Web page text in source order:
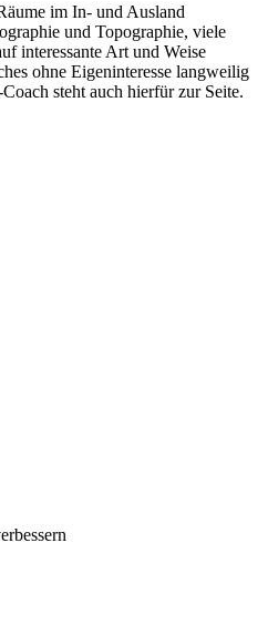
im In- und Ausland
und Topographie, viele
interessante Art und Weise
ohne Eigeninteresse langweilig
steht auch hierfür zur Seite.